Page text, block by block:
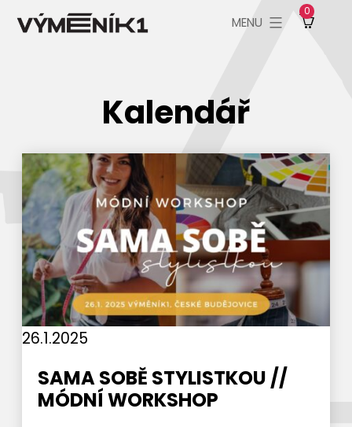
MENU
Kalendář
26.1.2025
SAMA SOBĚ STYLISTKOU //
MÓDNÍ WORKSHOP